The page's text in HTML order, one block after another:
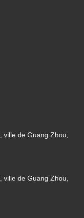
ville de Guang Zhou,
ville de Guang Zhou,